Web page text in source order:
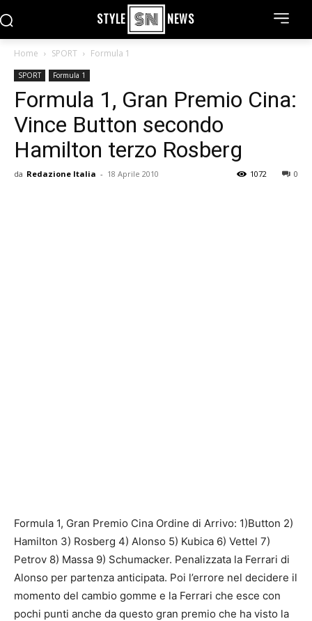
STYLE NEWS
Home SPORT Formula 1
SPORT Formula 1
Formula 1, Gran Premio Cina:
Vince Button secondo
Hamilton terzo Rosberg
da Redazione Italia - 18 Aprile 2010 0
1072
Formula 1, Gran Premio Cina Ordine di Arrivo: 1)Button 2)
Hamilton 3) Rosberg 4) Alonso 5) Kubica 6) Vettel 7)
Petrov 8) Massa 9) Schumacker. Penalizzata la Ferrari di
Alonso per partenza anticipata. Poi l’errore nel decidere il
momento del cambio gomme e la Ferrari che esce con
pochi punti anche da questo gran premio che ha visto la